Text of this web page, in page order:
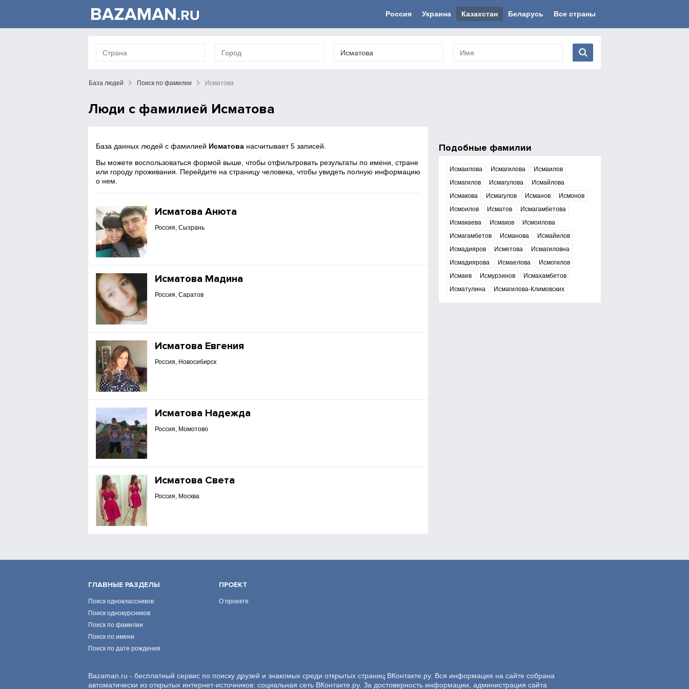
Россия Украина Казахстан Беларусь Все страны
База людей Поиск по фамилии Исматова
Люди с фамилией Исматова
База данных людей с фамилией Исматова насчитывает 5 записей.
Вы можете воспользоваться формой выше, чтобы отфильтровать результаты по имени, стране
или городу проживания. Перейдите на страницу человека, чтобы увидеть полную информацию
о нем.
Исматова Анюта
Россия, Сызрань
Исматова Мадина
Россия, Саратов
Исматова Евгения
Россия, Новосибирск
Исматова Надежда
Россия, Момотово
Исматова Света
Россия, Москва
Подобные фамилии
Исмаилова Исмагилова
Исмаилов
Исмагилов
Исмагулова
Исмайлова
Исмакова
Исмагулов Исманов
Исмонов
Исмоилов
Исматов
Исмагамбетова
Исмакаева
Исмаков
Исмоилова
Исмагамбетов
Исманова
Исмайилов
Исмадияров
Исметова
Исмагиловна
Исмадиярова
Исмаелова
Исмогилов
Исмаев
Исмурзинов
Исмахамбетов
Исматулина
Исмагилова-Климовских
ГЛАВНЫЕ РАЗДЕЛЫ
Поиск одноклассников
Поиск однокурсников
Поиск по фамилии
Поиск по имени
Поиск по дате рождения
ПРОЕКТ
О проекте
Bazaman.ru - бесплатный сервис по поиску друзей и знакомых среди открытых страниц ВКонтакте.ру. Вся информация на сайте собрана
автоматически из открытых интернет-источников: социальная сеть ВКонтакте.ру. За достоверность информации, администрация сайта